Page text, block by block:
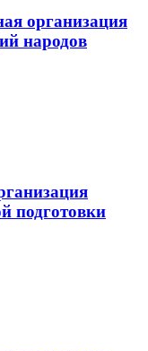
организация
народов
подготовки